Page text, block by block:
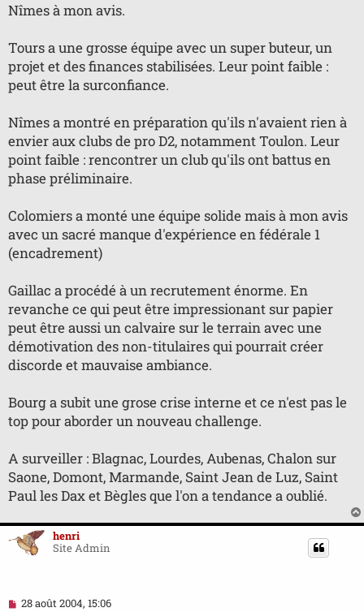
Nîmes à mon avis.
Tours a une grosse équipe avec un super buteur, un
projet et des finances stabilisées. Leur point faible :
peut être la surconfiance.
Nîmes a montré en préparation qu'ils n'avaient rien à
envier aux clubs de pro D2, notamment Toulon. Leur
point faible : rencontrer un club qu'ils ont battus en
phase préliminaire.
Colomiers a monté une équipe solide mais à mon avis
avec un sacré manque d'expérience en fédérale 1
(encadrement)
Gaillac a procédé à un recrutement énorme. En
revanche ce qui peut être impressionant sur papier
peut être aussi un calvaire sur le terrain avec une
démotivation des non-titulaires qui pourrait créer
discorde et mauvaise ambiance.
Bourg a subit une grose crise interne et ce n'est pas le
top pour aborder un nouveau challenge.
A surveiller : Blagnac, Lourdes, Aubenas, Chalon sur
Saone, Domont, Marmande, Saint Jean de Luz, Saint
Paul les Dax et Bègles que l'on a tendance a oublié.
henri
Site Admin
M
28 août 2004, 15:06